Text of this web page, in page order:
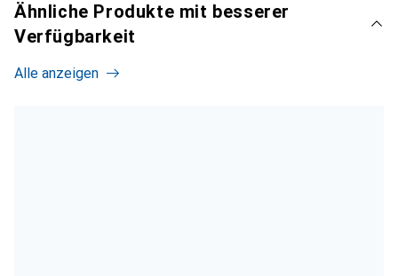
Ähnliche Produkte mit besserer
Verfügbarkeit
Alle anzeigen